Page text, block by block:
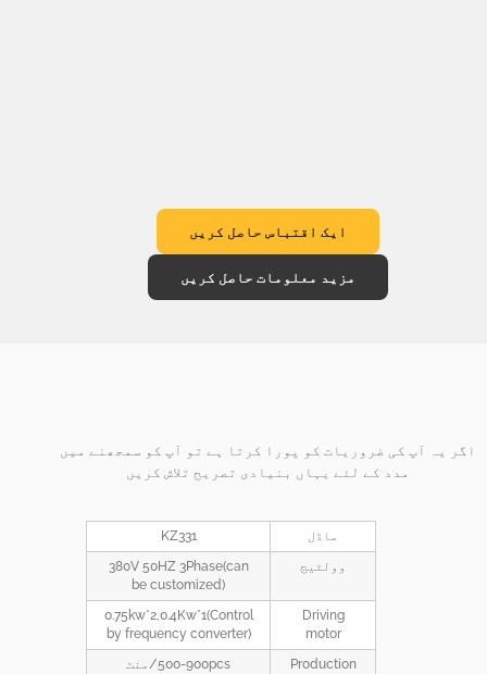
ایک اقتباس حاصل کریں
مزید معلومات حاصل کریں
اگر یہ آپ کی ضروریات کو پورا کرتا ہے تو آپ کو سمجھنے میں
مدد کے لئے یہاں بنیادی تصریح تلاش کریں
ماڈل
KZ331
وولٹیج
380V 50HZ 3Phase(can
be customized)
Driving
motor
0.75kw*2,0.4Kw*1(Control
by frequency converter)
Production
500-900pcs/منٹ